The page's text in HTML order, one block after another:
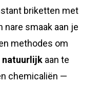
briketten met
nare smaak aan je
methodes om
natuurlijkaan te
chemicaliën —